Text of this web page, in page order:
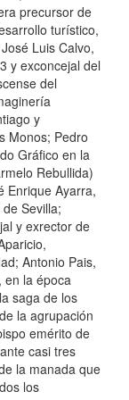
precursor de
turístico,
Luis Calvo,
y exconcejal del
del
y
Monos; Pedro
Gráfico en la
Rebullida)
Enrique Ayarra,
Sevilla;
y exrector de
Antonio Pais,
en la época
saga de los
la agrupación
emérito de
casi tres
la manada que
los